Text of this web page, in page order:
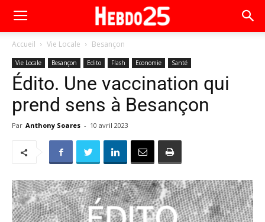
Accueil Vie Locale Besançon
Vie Locale Besançon Edito Flash Economie Santé
Édito. Une vaccination qui
prend sens à Besançon
Par Anthony Soares - 10 avril 2023